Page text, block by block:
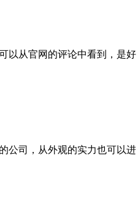
以从官网的评论中看到，是好
公司，从外观的实力也可以进